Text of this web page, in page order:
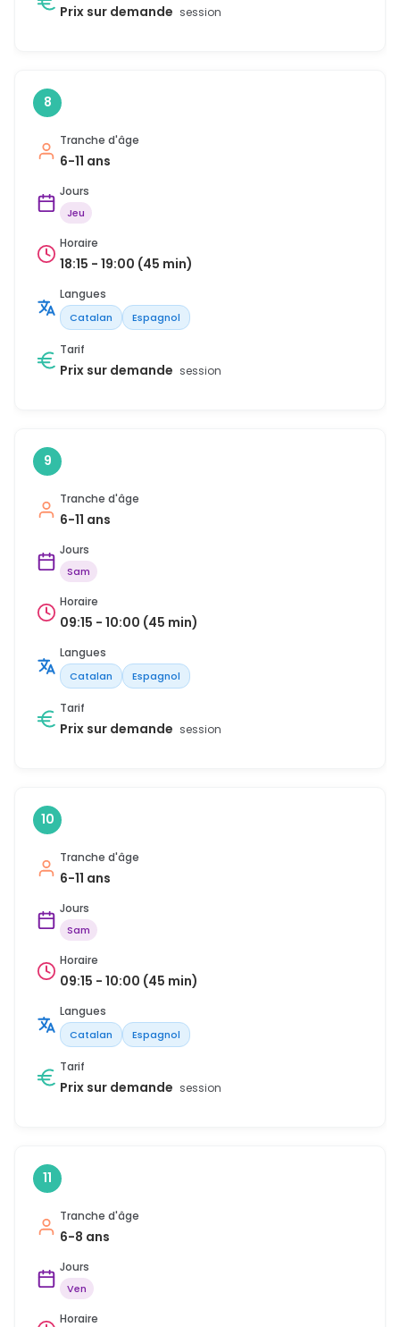
Prix sur demande session
8
Tranche d'âge
6-11 ans
Jours
Jeu
Horaire
18:15 - 19:00 (45 min)
Langues
Catalan Espagnol
Tarif
Prix sur demande session
9
Tranche d'âge
6-11 ans
Jours
Sam
Horaire
09:15 - 10:00 (45 min)
Langues
Catalan Espagnol
Tarif
Prix sur demande session
10
Tranche d'âge
6-11 ans
Jours
Sam
Horaire
09:15 - 10:00 (45 min)
Langues
Catalan Espagnol
Tarif
Prix sur demande session
11
Tranche d'âge
6-8 ans
Jours
Ven
Horaire